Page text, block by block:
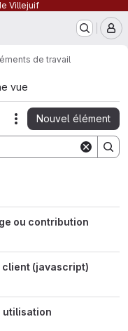
Villejuif
de travail
vue
Actions
Nouvel élément
ou contribution
client (javascript)
utilisation